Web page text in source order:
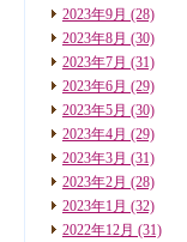
2023年9月 (28)
2023年8月 (30)
2023年7月 (31)
2023年6月 (29)
2023年5月 (30)
2023年4月 (29)
2023年3月 (31)
2023年2月 (28)
2023年1月 (32)
2022年12月 (31)